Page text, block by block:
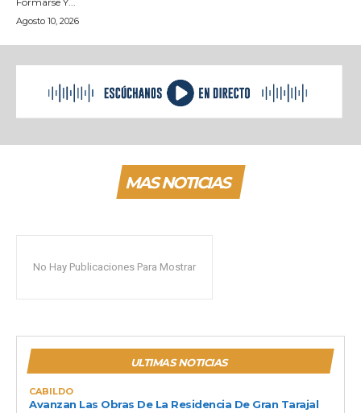
Agosto 10, 2026
MAS NOTICIAS
No Hay Publicaciones Para Mostrar
ULTIMAS NOTICIAS
CABILDO
Avanzan Las Obras De La Residencia De Gran Tarajal